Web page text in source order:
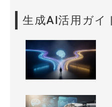
生成AI活用ガイ